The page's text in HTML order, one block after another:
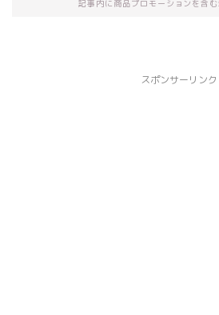
記事内に商品プロモーションを含
スポンサーリンク